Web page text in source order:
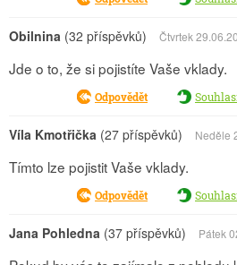
Obilnina (32 příspěvků) Čtvrtek
Jde o to, že si pojistíte Vaše vklady.
Odpovědět
Víla Kmotřička (27 příspěvků) Neděle
Tímto lze pojistit Vaše vklady.
Odpovědět
Jana Pohledna (37 příspěvků) Pátek